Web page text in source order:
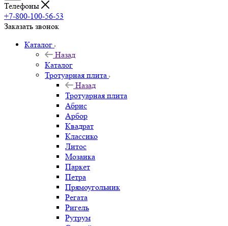
Телефоны
+7-800-100-56-53
Заказать звонок
Каталог
Назад
Каталог
Тротуарная плита
Назад
Тротуарная плита
Абрис
Арбор
Квадрат
Классико
Литос
Мозаика
Паркет
Петра
Прямоугольник
Регата
Ригель
Рутрум